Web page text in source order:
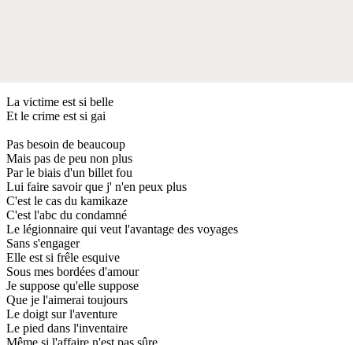
La victime est si belle
Et le crime est si gai
Pas besoin de beaucoup
Mais pas de peu non plus
Par le biais d'un billet fou
Lui faire savoir que j' n'en peux plus
C'est le cas du kamikaze
C'est l'abc du condamné
Le légionnaire qui veut l'avantage des voyages
Sans s'engager
Elle est si frêle esquive
Sous mes bordées d'amour
Je suppose qu'elle suppose
Que je l'aimerai toujours
Le doigt sur l'aventure
Le pied dans l'inventaire
Même si l'affaire n'est pas sûre